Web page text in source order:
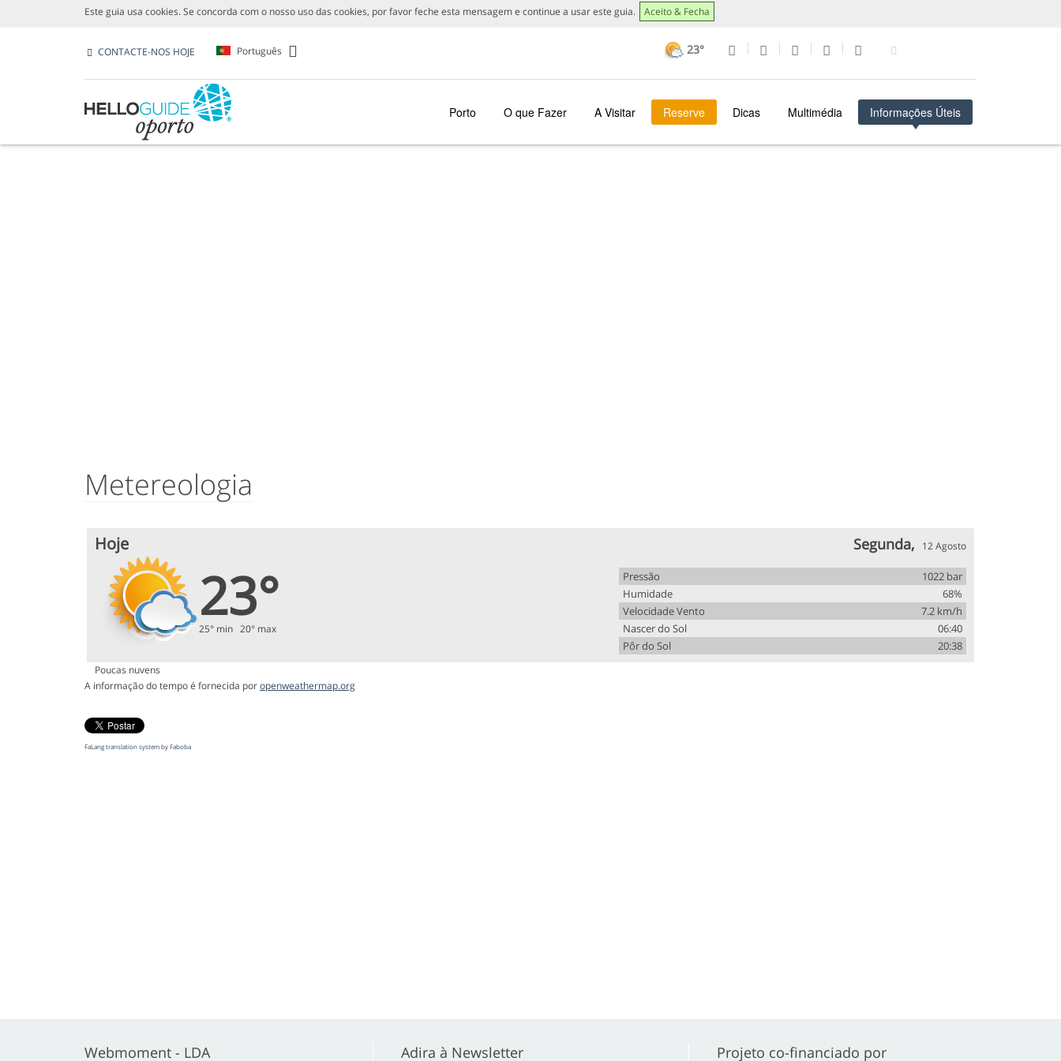
Este guia usa cookies. Se concorda com o nosso uso das cookies, por favor feche esta mensagem e continue a usar este guia. Aceito & Fecha
CONTACTE-NOS HOJE Português 23°
Porto O que Fazer A Visitar Reserve Dicas Multimédia Informações Úteis
Metereologia
Hoje Segunda, 12 Agosto
23°
25° min 20° max
Poucas nuvens
Pressão
1022 bar
Humidade
68%
Velocidade Vento
7.2 km/h
Nascer do Sol
06:40
Pôr do Sol
20:38
A informação do tempo é fornecida poropenweathermap.org
FaLang translation system by Faboba
Webmoment - LDA Adira à Newsletter Projeto co-financiado por